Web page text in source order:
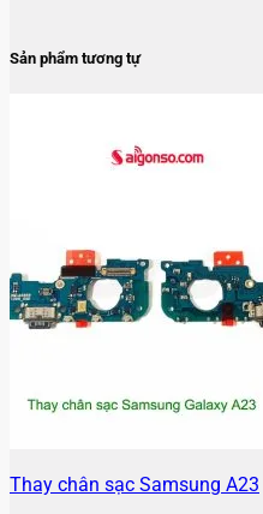
Sản phẩm tương tự
Thay chân sạc Samsung A23